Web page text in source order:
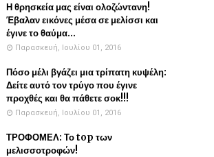
Η θρησκεία μας είναι ολοζώντανη!
Έβαλαν εικόνες μέσα σε μελίσσι και
έγινε το θαύμα...
Παρασκευή, Ιουλίου 01, 2016
Πόσο μέλι βγάζει μια τρίπατη κυψέλη:
Δείτε αυτό τον τρύγο που έγινε
προχθές και θα πάθετε σοκ!!!
Παρασκευή, Ιουλίου 01, 2016
ΤΡΟΦΟΜΕΛ: Το top των
μελισσοτροφών!